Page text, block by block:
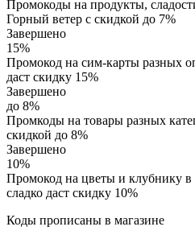
Промокоды на продукты,
Горный ветер с скидкой до 7%
Завершено
15%
Промокод на сим-карты разных
даст скидку 15%
Завершено
до 8%
Промкоды на товары разных
скидкой до 8%
Завершено
10%
Промокод на цветы и клубнику в
сладко даст скидку 10%
Коды прописаны в магазине